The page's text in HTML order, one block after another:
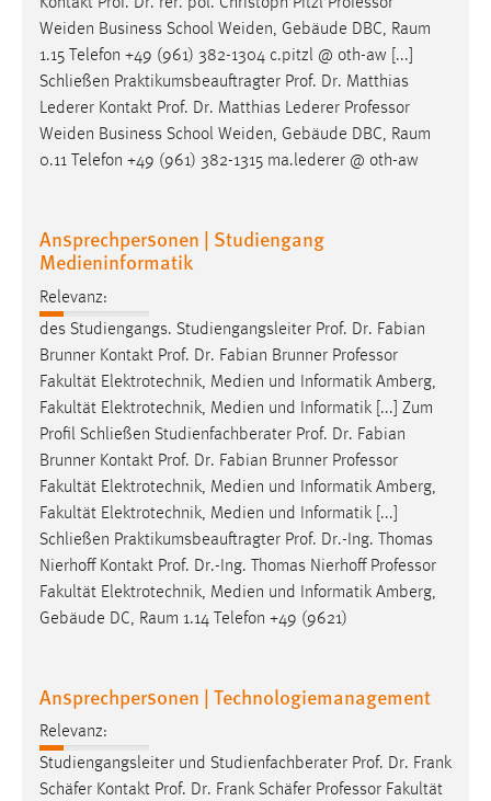
Kontakt Prof. Dr. rer. pol. Christoph Pitzl Professor
Weiden Business School Weiden, Gebäude DBC, Raum
1.15 Telefon +49 (961) 382-1304 c.pitzl @ oth-aw [...]
Schließen Praktikumsbeauftragter Prof. Dr. Matthias
Lederer Kontakt Prof. Dr. Matthias Lederer Professor
Weiden Business School Weiden, Gebäude DBC, Raum
0.11 Telefon +49 (961) 382-1315 ma.lederer @ oth-aw
Ansprechpersonen | Studiengang
Medieninformatik
Relevanz:
des Studiengangs. Studiengangsleiter Prof. Dr. Fabian
Brunner Kontakt Prof. Dr. Fabian Brunner Professor
Fakultät Elektrotechnik, Medien und Informatik Amberg,
Fakultät Elektrotechnik, Medien und Informatik [...] Zum
Profil Schließen Studienfachberater Prof. Dr. Fabian
Brunner Kontakt Prof. Dr. Fabian Brunner Professor
Fakultät Elektrotechnik, Medien und Informatik Amberg,
Fakultät Elektrotechnik, Medien und Informatik [...]
Schließen Praktikumsbeauftragter Prof. Dr.-Ing. Thomas
Nierhoff Kontakt Prof. Dr.-Ing. Thomas Nierhoff Professor
Fakultät Elektrotechnik, Medien und Informatik Amberg,
Gebäude DC, Raum 1.14 Telefon +49 (9621)
Ansprechpersonen | Technologiemanagement
Relevanz:
Studiengangsleiter und Studienfachberater Prof. Dr. Frank
Schäfer Kontakt Prof. Dr. Frank Schäfer Professor Fakultät